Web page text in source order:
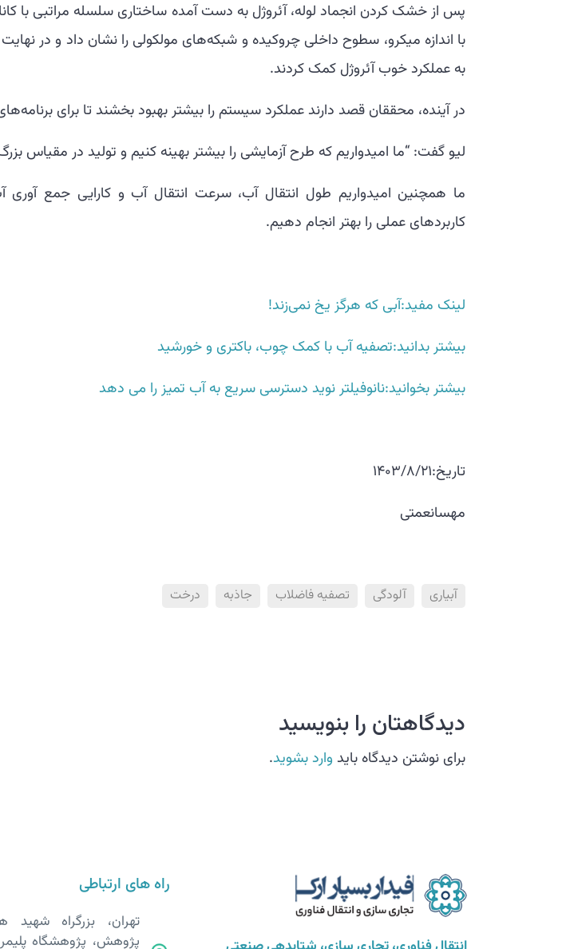
پس از خشک کردن انجماد لوله، آئروژل به دست آمده ساختاری سلسله مراتبی با
با اندازه میکرو، سطوح داخلی چروکیده و شبکه‌های مولکولی را نشان داد و در
به عملکرد خوب آئروژل کمک کردند.
در آینده، محققان قصد دارند عملکرد سیستم را بیشتر بهبود بخشند تا برای
لیو گفت: “ما امیدواریم که طرح آزمایشی را بیشتر بهینه کنیم و تولید در مقیاس
ما همچنین امیدواریم طول انتقال آب، سرعت انتقال آب و کارایی جمع آوری
کاربردهای عملی را بهتر انجام دهیم.
لینک مفید:آبی که هرگز یخ نمی‌زند!
بیشتر بدانید:تصفیه آب با کمک چوب، باکتری و خورشید
بیشتر بخوانید:نانوفیلتر نوید دسترسی سریع به آب تمیز را می دهد
تاریخ:1403/8/21
مهسانعمتی
آبیاری آلودگی تصفیه فاضلاب جاذبه درخت
دیدگاهتان را بنویسید
برای نوشتن دیدگاه باید وارد بشوید.
راه های ارتباطی
تهران، بزرگراه شهید
پژوهش، پژوهشگاه